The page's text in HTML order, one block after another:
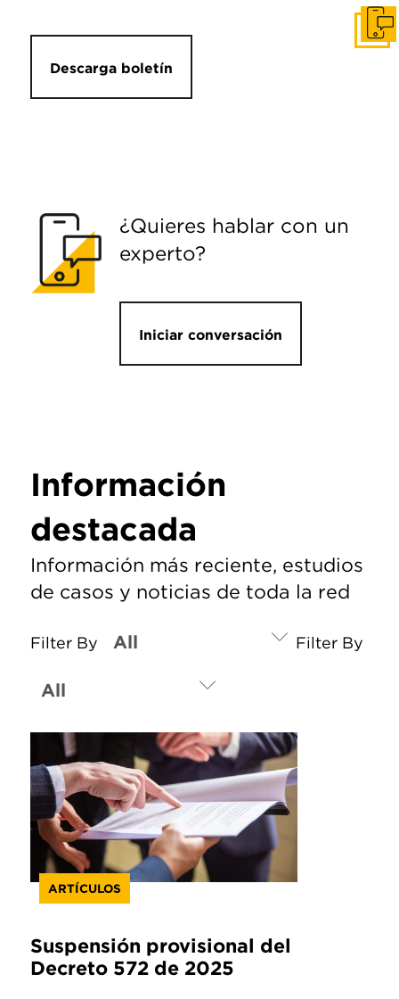
Descarga boletín
¿Quieres hablar con un
experto?
Iniciar conversación
Información
destacada
Información más reciente, estudios
de casos y noticias de toda la red
Filter By Filter By
ARTÍCULOS
Suspensión provisional del
Decreto 572 de 2025